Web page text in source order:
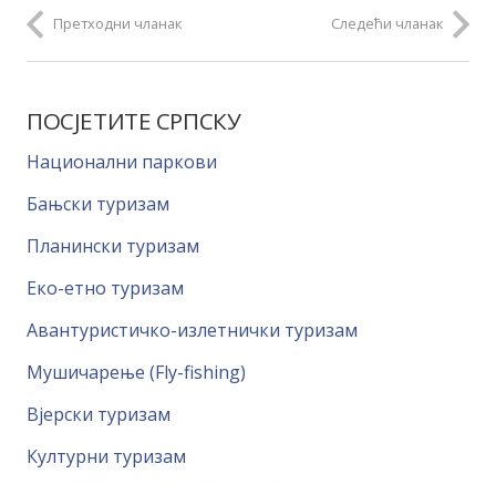
Претходни чланак Следећи чланак
ПОСЈЕТИТЕ СРПСКУ
Национални паркови
Бањски туризам
Планински туризам
Еко-етно туризам
Авантуристичко-излетнички туризам
Мушичарење (Fly-fishing)
Вјерски туризам
Културни туризам